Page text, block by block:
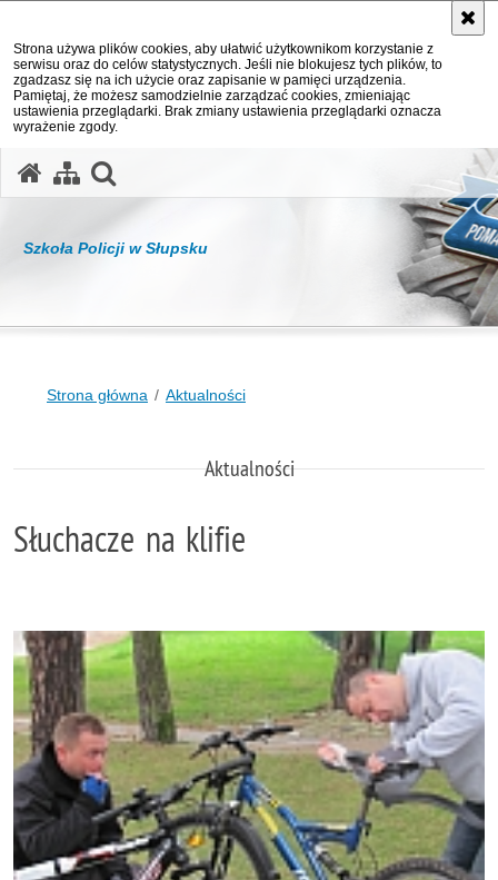
Strona używa plików cookies, aby ułatwić użytkownikom korzystanie z
serwisu oraz do celów statystycznych. Jeśli nie blokujesz tych plików, to
zgadzasz się na ich użycie oraz zapisanie w pamięci urządzenia.
Pamiętaj, że możesz samodzielnie zarządzać cookies, zmieniając
ustawienia przeglądarki. Brak zmiany ustawienia przeglądarki oznacza
wyrażenie zgody.
Szkoła Policji w Słupsku
Strona główna Aktualności
Aktualności
Słuchacze na klifie